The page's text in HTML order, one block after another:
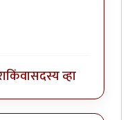
किंवासदस्य व्हा